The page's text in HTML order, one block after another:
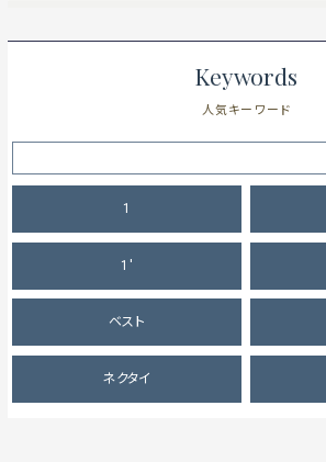
Keywords
人気キーワード
1
1'
ベスト
ネクタイ